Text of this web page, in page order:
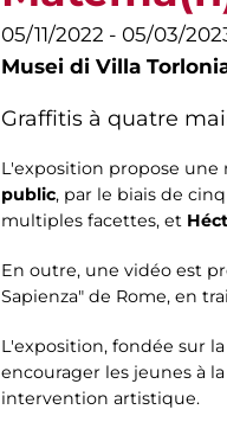
05/11/2022 - 05/03/
Musei di Villa
Graffitis à quatre
L'exposition propose
public, par le biais de
multiples facettes, et
En outre, une vidéo est
Sapienza" de Rome, en
L'exposition, fondée sur
encourager les jeunes à
intervention artistique.